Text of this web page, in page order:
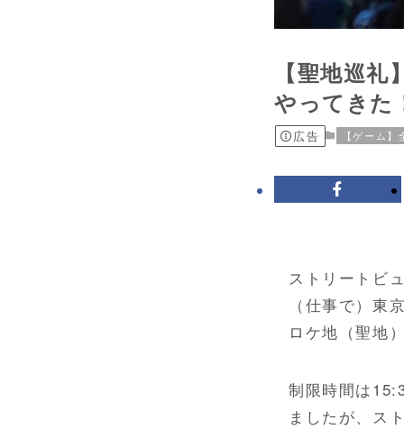
【聖地巡
やってきた
広告 【ゲーム】
ストリートビ
（仕事で）東
ロケ地（聖地
制限時間は
ましたが、ス